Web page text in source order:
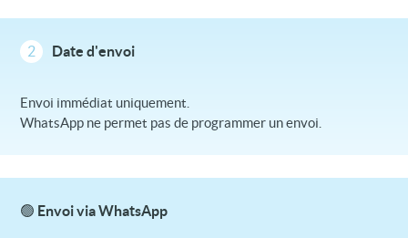
2 Date d'envoi
Envoi immédiat uniquement.
WhatsApp ne permet pas de programmer un envoi.
🟢 Envoi via WhatsApp